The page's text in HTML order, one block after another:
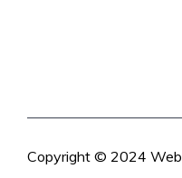
Copyright © 2024